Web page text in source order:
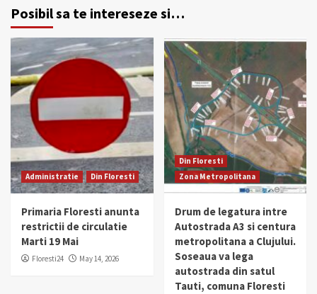
Posibil sa te intereseze si…
Administratie Din Floresti
Primaria Floresti anunta
restrictii de circulatie
Marti 19 Mai
Floresti24 May 14, 2026
Din Floresti
Zona Metropolitana
Drum de legatura intre
Autostrada A3 si centura
metropolitana a Clujului.
Soseaua va lega
autostrada din satul
Tauti, comuna Floresti